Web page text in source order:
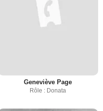
Geneviève Page
Rôle : Donata